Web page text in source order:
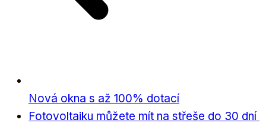
Nová okna s až 100% dotací
Fotovoltaiku můžete mít na střeše do 30 dní